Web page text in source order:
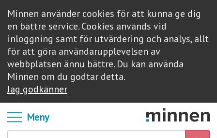
Minnen använder cookies för att kunna ge dig
en bättre service. Cookies används vid
inloggning samt för utvärdering och analys, allt
för att göra användarupplevelsen av
webbplatsen ännu bättre. Du kan använda
Minnen om du godtar detta.
Jag godkänner
Meny